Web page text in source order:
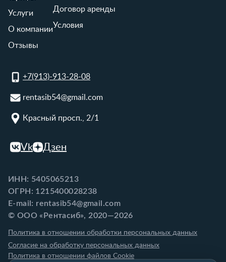
Услуги
О компании
Отзывы
Договор аренды
Условия
+7(913)-913-28-08
rentasib54@gmail.com
Красный просп., 2/1
Vk Дзен
ИНН: 5405065213
ОГРН: 1215400028238
E-mail: rentasib54@gmail.com
© ООО «Рентасиб», 2020—2026
Политика в отношении обработки персональных данных
Согласие на обработку персональных данных
Политика в отношении файлов Cookie